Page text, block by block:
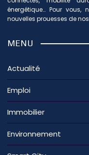
énergétique… Pour
nouvelles prouesses de
MENU
Actualité
Emploi
Immobilier
Environnement